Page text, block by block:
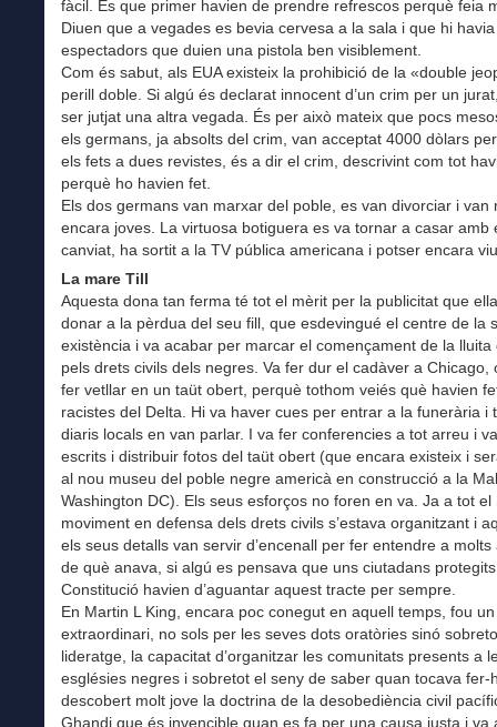
fàcil. És que primer havien de prendre refrescos perquè feia
Diuen que a vegades es bevia cervesa a la sala i que hi havia
espectadors que duien una pistola ben visiblement.
Com és sabut, als EUA existeix la prohibició de la «double
perill doble. Si algú és declarat innocent d’un crim per un
ser jutjat una altra vegada. És per això mateix que pocs
els germans, ja absolts del crim, van acceptat 4000 dòlars
els fets a dues revistes, és a dir el crim, descrivint com tot
perquè ho havien fet.
Els dos germans van marxar del poble, es van divorciar i van
encara joves. La virtuosa botiguera es va tornar a casar amb
canviat, ha sortit a la TV pública americana i potser encara
La mare Till
Aquesta dona tan ferma té tot el mèrit per la publicitat que
donar a la pèrdua del seu fill, que esdevingué el centre de la
existència i va acabar per marcar el començament de la lluita
pels drets civils dels negres. Va fer dur el cadàver a Chicago,
fer vetllar en un taüt obert, perquè tothom veiés què havien
racistes del Delta. Hi va haver cues per entrar a la funerària i
diaris locals en van parlar. I va fer conferencies a tot arreu i
escrits i distribuir fotos del taüt obert (que encara existeix i
al nou museu del poble negre americà en construcció a la
Washington DC). Els seus esforços no foren en va. Ja a tot el
moviment en defensa dels drets civils s’estava organitzant i
els seus detalls van servir d’encenall per fer entendre a molts
de què anava, si algú es pensava que uns ciutadans
Constitució havien d’aguantar aquest tracte per sempre.
En Martin L King, encara poc conegut en aquell temps, fou
extraordinari, no sols per les seves dots oratòries sinó
lideratge, la capacitat d’organitzar les comunitats presents a
esglésies negres i sobretot el seny de saber quan tocava fer-
descobert molt jove la doctrina de la desobediència civil
Ghandi que és invencible quan es fa per una causa justa i va